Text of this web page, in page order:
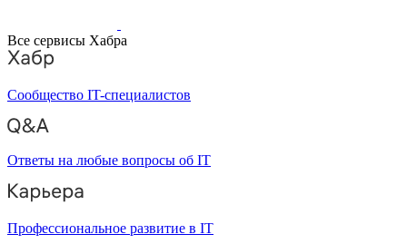
Все сервисы Хабра
Сообщество IT-специалистов
Ответы на любые вопросы об IT
Профессиональное развитие в IT